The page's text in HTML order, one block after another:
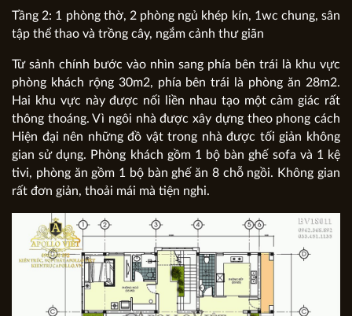
Tầng 2: 1 phòng thờ, 2 phòng ngủ khép kín, 1wc chung, sân
tập thể thao và trồng cây, ngắm cảnh thư giãn
Từ sảnh chính bước vào nhìn sang phía bên trái là khu vực
phòng khách rộng 30m2, phía bên trái là phòng ăn 28m2.
Hai khu vực này được nối liền nhau tạo một cảm giác rất
thông thoáng. Vì ngôi nhà được xây dựng theo phong cách
Hiện đại nên những đồ vật trong nhà được tối giản không
gian sử dụng. Phòng khách gồm 1 bộ bàn ghế sofa và 1 kệ
tivi, phòng ăn gồm 1 bộ bàn ghế ăn 8 chỗ ngồi. Không gian
rất đơn giản, thoải mái mà tiện nghi.